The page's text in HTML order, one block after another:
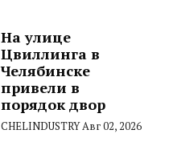
На улице
Цвиллинга в
Челябинске
привели в
порядок двор
CHELINDUSTRYАвг 02, 2026